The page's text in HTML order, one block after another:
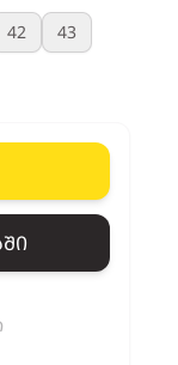
42
43